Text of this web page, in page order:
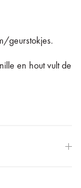
geurstokjes.
en hout vult de